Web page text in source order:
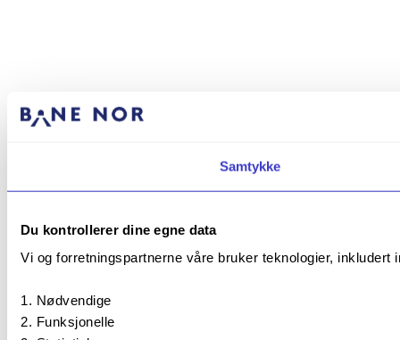
Samtykke
Du kontrollerer dine egne data
Vi og forretningspartnerne våre bruker teknologier,
Nødvendige
Funksjonelle